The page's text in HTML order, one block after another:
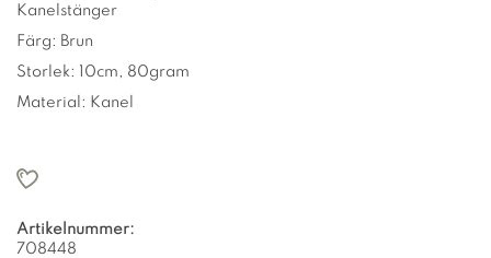
Kanelstänger
Färg: Brun
Storlek: 10cm, 80gram
Material: Kanel
Artikelnummer:
708448